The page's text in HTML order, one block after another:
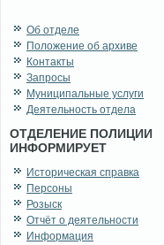
Об отделе
Положение об архиве
Контакты
Запросы
Муниципальные услуги
Деятельность отдела
ОТДЕЛЕНИЕ ПОЛИЦИИ
ИНФОРМИРУЕТ
Историческая справка
Персоны
Розыск
Отчёт о деятельности
Информация